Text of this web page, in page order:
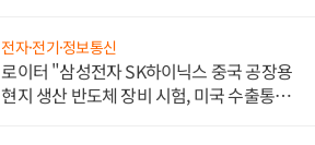
전자·전기·정보통신
로이터 "삼성전자 SK하이닉스 중국 공장용
현지 생산 반도체 장비 시험, 미국 수출통제